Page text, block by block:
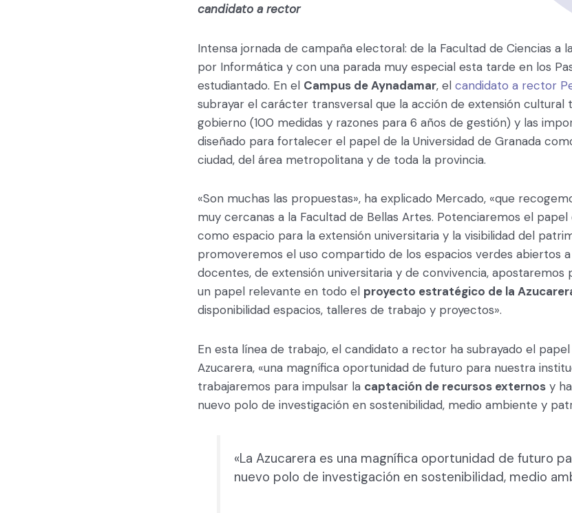
candidato a rector
Intensa jornada de campaña electoral: de la Facultad de Ciencias a
por Informática y con una parada muy especial esta tarde en los
estudiantado. En el Campus de Aynadamar, el candidato a rector
subrayar el carácter transversal que la acción de extensión cultural
gobierno (100 medidas y razones para 6 años de gestión) y las
diseñado para fortalecer el papel de la Universidad de Granada
ciudad, del área metropolitana y de toda la provincia.
«Son muchas las propuestas», ha explicado Mercado, «que
muy cercanas a la Facultad de Bellas Artes. Potenciaremos el papel
como espacio para la extensión universitaria y la visibilidad del
promoveremos el uso compartido de los espacios verdes abiertos
docentes, de extensión universitaria y de convivencia,
un papel relevante en todo el proyecto estratégico de la
disponibilidad espacios, talleres de trabajo y proyectos».
En esta línea de trabajo, el candidato a rector ha subrayado el
Azucarera, «una magnífica oportunidad de futuro para nuestra
trabajaremos para impulsar la captación de recursos externos y
nuevo polo de investigación en sostenibilidad, medio ambiente y
«La Azucarera es una magnífica oportunidad de futuro
nuevo polo de investigación en sostenibilidad, medio